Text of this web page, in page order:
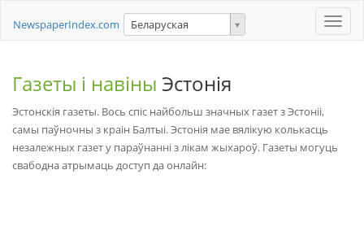
Toggle
NewspaperIndex.com Беларуская
Газеты і навіны Эстонія
Эстонскія газеты. Вось спіс найбольш значных газет з Эстоніі,
самы паўночны з краін Балтыі. Эстонія мае вялікую колькасць
незалежных газет у параўнанні з лікам жыхароў. Газеты могуць
свабодна атрымаць доступ да онлайн: